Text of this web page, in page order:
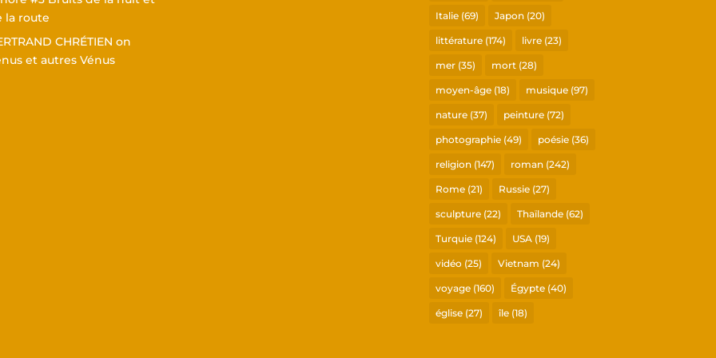
la route
CHRÉTIEN on
et autres Vénus
Italie (69) Japon (20)
littérature (174) livre (23)
mer (35) mort (28)
moyen-âge (18) musique (97)
nature (37) peinture (72)
photographie (49) poésie (36)
religion (147) roman (242)
Rome (21) Russie (27)
sculpture (22) Thaïlande (62)
Turquie (124) USA (19)
vidéo (25) Vietnam (24)
voyage (160) Égypte (40)
église (27) île (18)